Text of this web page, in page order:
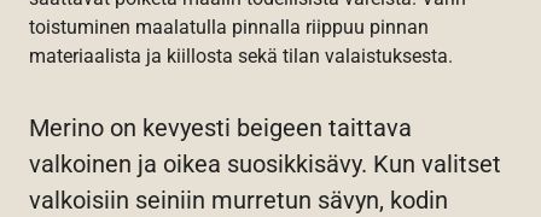
toistuminen maalatulla pinnalla riippuu pinnan
materiaalista ja kiillosta sekä tilan valaistuksesta.
Merino on kevyesti beigeen taittava
valkoinen ja oikea suosikkisävy. Kun valitset
valkoisiin seiniin murretun sävyn, kodin